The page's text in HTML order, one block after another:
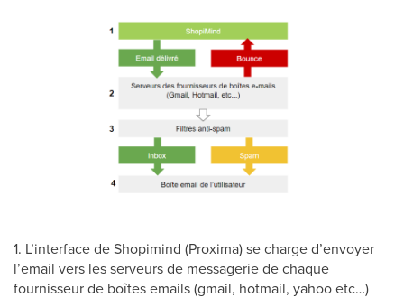
1. L’interface de Shopimind (Proxima) se charge d’envoyer
l’email vers les serveurs de messagerie de chaque
fournisseur de boîtes emails (gmail, hotmail, yahoo etc…)